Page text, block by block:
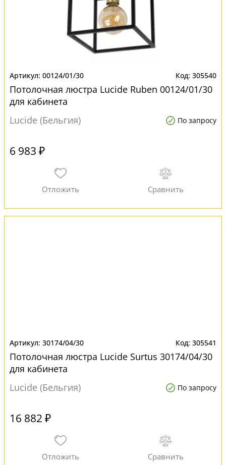
00124/01/30 305540
Потолочная люстра Lucide Ruben 00124/01/30
для кабинета
Lucide (Бельгия)
По запросу
6 983 ₽
30174/04/30 305541
Потолочная люстра Lucide Surtus 30174/04/30
для кабинета
Lucide (Бельгия)
По запросу
16 882 ₽